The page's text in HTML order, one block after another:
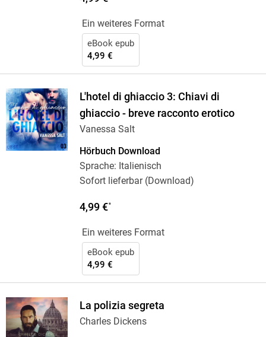
Ein weiteres Format
eBook epub
4,99 €
L'hotel di ghiaccio 3: Chiavi di
ghiaccio - breve racconto erotico
Vanessa Salt
Hörbuch Download
Sprache: Italienisch
Sofort lieferbar (Download)
4,99 €*
Ein weiteres Format
eBook epub
4,99 €
La polizia segreta
Charles Dickens